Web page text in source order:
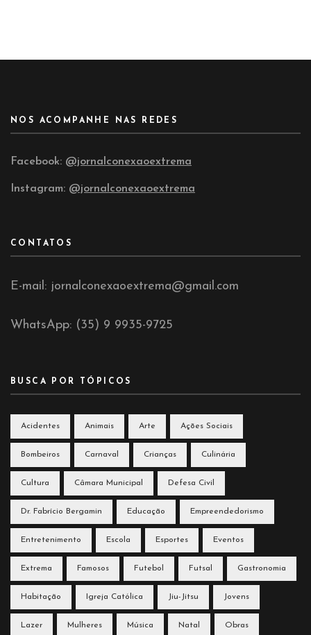
NOS ACOMPANHE NAS REDES
Facebook: @jornalconexaoextrema
Instagram: @jornalconexaoextrema
CONTATOS
E-mail: jornalconexaoextrema@gmail.com
WhatsApp: (35) 9 9935-9725
BUSCA POR TÓPICOS
Acidentes Animais Arte Ações Sociais
Bombeiros Carnaval Crianças Culinária
Cultura Câmara Municipal Defesa Civil
Dr. Fabrício Bergamin Educação Empreendedorismo
Entretenimento Escola Esportes Eventos
Extrema Famosos Futebol Futsal Gastronomia
Habitação Igreja Católica Jiu-Jitsu Jovens
Lazer Mulheres Música Natal Obras